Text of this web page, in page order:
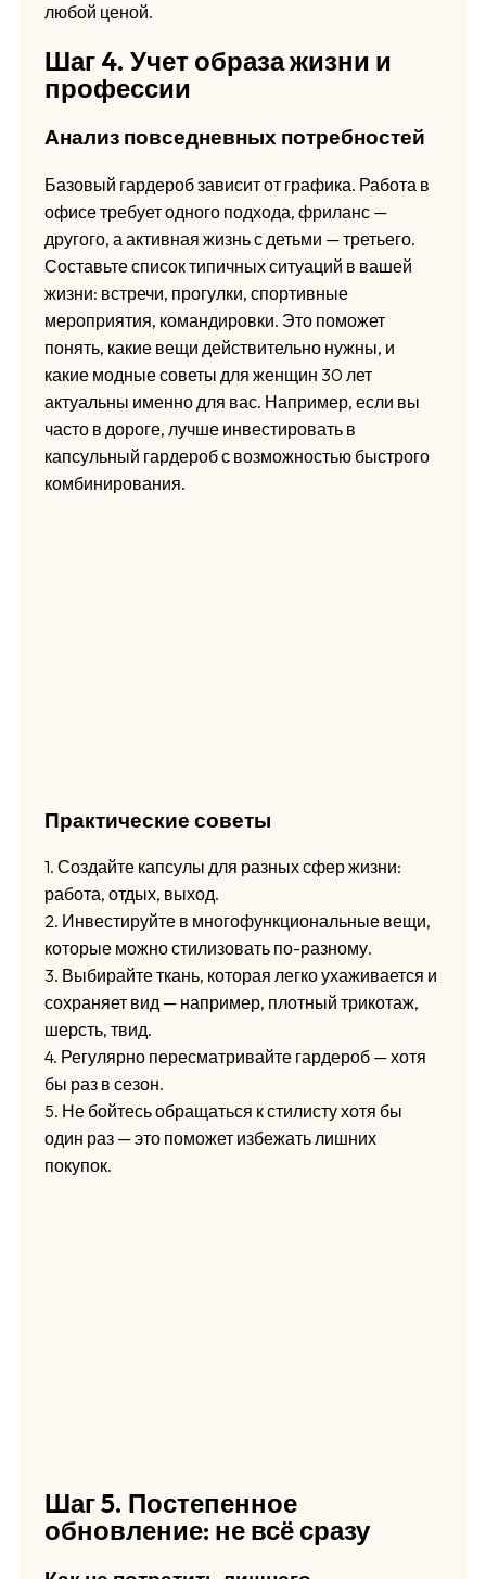
любой ценой.
Шаг 4. Учет образа жизни и
профессии
Анализ повседневных потребностей
Базовый гардероб зависит от графика. Работа в
офисе требует одного подхода, фриланс —
другого, а активная жизнь с детьми — третьего.
Составьте список типичных ситуаций в вашей
жизни: встречи, прогулки, спортивные
мероприятия, командировки. Это поможет
понять, какие вещи действительно нужны, и
какие модные советы для женщин 30 лет
актуальны именно для вас. Например, если вы
часто в дороге, лучше инвестировать в
капсульный гардероб с возможностью быстрого
комбинирования.
Практические советы
1. Создайте капсулы для разных сфер жизни:
работа, отдых, выход.
2. Инвестируйте в многофункциональные вещи,
которые можно стилизовать по-разному.
3. Выбирайте ткань, которая легко ухаживается и
сохраняет вид — например, плотный трикотаж,
шерсть, твид.
4. Регулярно пересматривайте гардероб — хотя
бы раз в сезон.
5. Не бойтесь обращаться к стилисту хотя бы
один раз — это поможет избежать лишних
покупок.
Шаг 5. Постепенное
обновление: не всё сразу